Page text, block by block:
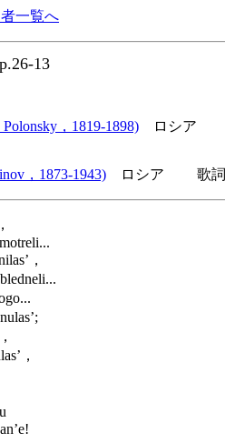
一覧へ
13
，1819-1898) ロシア
，1873-1943) ロシア 歌詞
，
，